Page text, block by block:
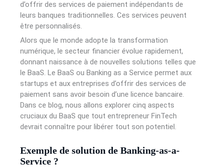
d’offrir des services de paiement indépendants de
leurs banques traditionnelles. Ces services peuvent
être personnalisés.
Alors que le monde adopte la transformation
numérique, le secteur financier évolue rapidement,
donnant naissance à de nouvelles solutions telles que
le BaaS. Le BaaS ou Banking as a Service permet aux
startups et aux entreprises d’offrir des services de
paiement sans avoir besoin d’une licence bancaire.
Dans ce blog, nous allons explorer cinq aspects
cruciaux du BaaS que tout entrepreneur FinTech
devrait connaître pour libérer tout son potentiel.
Exemple de solution de Banking-as-a-
Service ?